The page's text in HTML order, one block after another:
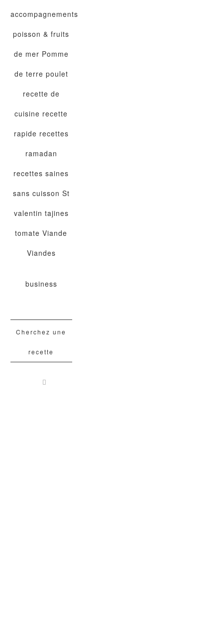
accompagnements
poisson & fruits
de mer Pomme
de terre poulet
recette de
cuisine recette
rapide recettes
ramadan
recettes saines
sans cuisson St
valentin tajines
tomate Viande
Viandes
business
Cherchez une
recette